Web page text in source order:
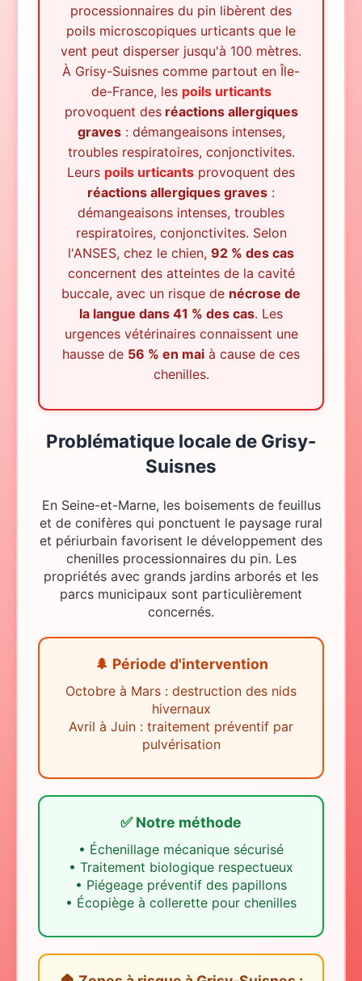
processionnaires du pin libèrent des
poils microscopiques urticants que le
vent peut disperser jusqu'à 100 mètres.
À Grisy-Suisnes comme partout en Île-
de-France, les poils urticants
provoquent desréactions allergiques
graves : démangeaisons intenses,
troubles respiratoires, conjonctivites.
Leurs poils urticants provoquent des
réactions allergiques graves :
démangeaisons intenses, troubles
respiratoires, conjonctivites. Selon
l'ANSES, chez le chien, 92 % des cas
concernent des atteintes de la cavité
buccale, avec un risque de nécrose de
la langue dans 41 % des cas. Les
urgences vétérinaires connaissent une
hausse de 56 % en mai à cause de ces
chenilles.
Problématique locale de Grisy-
Suisnes
En Seine-et-Marne, les boisements de feuillus
et de conifères qui ponctuent le paysage rural
et périurbain favorisent le développement des
chenilles processionnaires du pin. Les
propriétés avec grands jardins arborés et les
parcs municipaux sont particulièrement
concernés.
🌲 Période d'intervention
Octobre à Mars : destruction des nids
hivernaux
Avril à Juin : traitement préventif par
pulvérisation
✅ Notre méthode
• Échenillage mécanique sécurisé
• Traitement biologique respectueux
• Piégeage préventif des papillons
• Écopiège à collerette pour chenilles